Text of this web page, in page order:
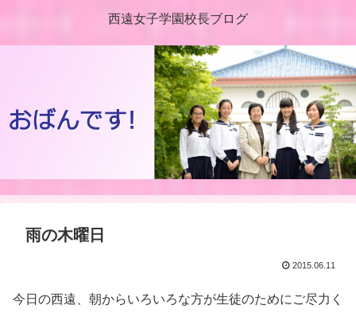
西遠女子学園校長ブログ
雨の木曜日
2015.06.11
今日の西遠、朝からいろいろな方が生徒のためにご尽力く